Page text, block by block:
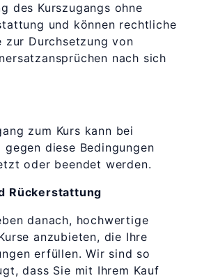
des Kurszugangs ohne
und können rechtliche
zur Durchsetzung von
nach sich
zum Kurs kann bei
gegen diese Bedingungen
oder beendet werden.
Rückerstattung
danach, hochwertige
anzubieten, die Ihre
erfüllen. Wir sind so
dass Sie mit Ihrem Kauf